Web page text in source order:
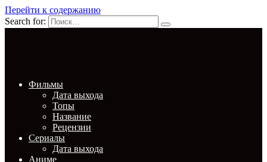
Перейти к содержанию
Search for:
Фильмы
Дата выхода
Топы
Название
Рецензии
Сериалы
Дата выхода
Аниме